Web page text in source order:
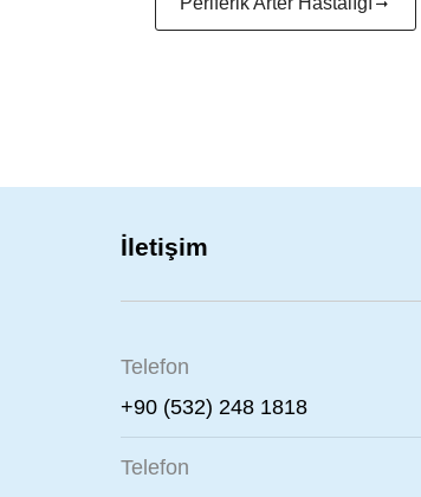
İletişim
Telefon
+90 (532) 248 1818
Telefon